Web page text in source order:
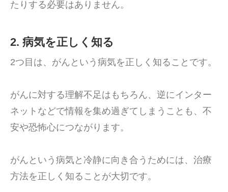
たりする必要はありません。
2. 病気を正しく知る
2つ目は、がんという病気を正しく知ることです。
がんに対する理解不足はもちろん、逆にインター
ネットなどで情報を集め過ぎてしまうことも、不
安や恐怖心につながります。
がんという病気と冷静に向き合うためには、治療
方法を正しく知ることが大切です。